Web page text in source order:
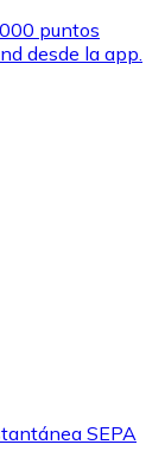
puntos
desde la app.
SEPA